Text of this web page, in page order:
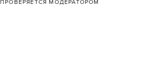
ПРОВЕРЯЕТСЯ МОДЕРАТОРОМ